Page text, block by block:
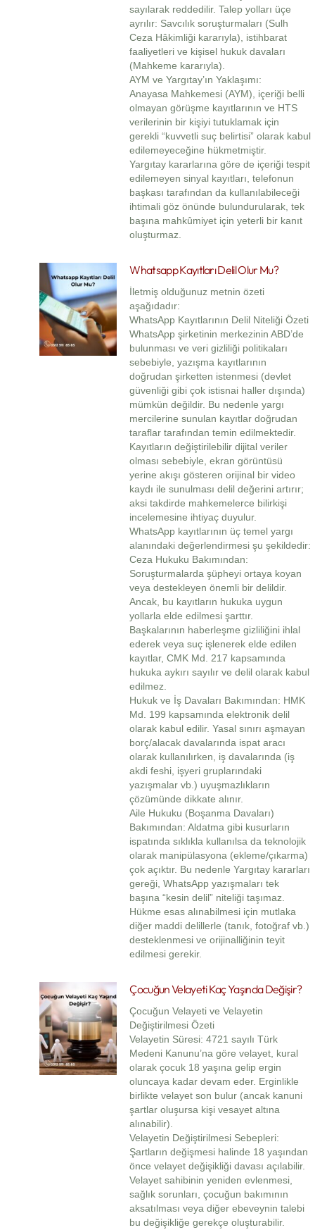
sayılarak reddedilir. Talep yolları üçe
ayrılır: Savcılık soruşturmaları (Sulh
Ceza Hâkimliği kararıyla), istihbarat
faaliyetleri ve kişisel hukuk davaları
(Mahkeme kararıyla).
AYM ve Yargıtay’ın Yaklaşımı:
Anayasa Mahkemesi (AYM), içeriği belli
olmayan görüşme kayıtlarının ve HTS
verilerinin bir kişiyi tutuklamak için
gerekli “kuvvetli suç belirtisi” olarak kabul
edilemeyeceğine hükmetmiştir.
Yargıtay kararlarına göre de içeriği tespit
edilemeyen sinyal kayıtları, telefonun
başkası tarafından da kullanılabileceği
ihtimali göz önünde bulundurularak, tek
başına mahkûmiyet için yeterli bir kanıt
oluşturmaz.
Whatsapp Kayıtları Delil Olur Mu?
İletmiş olduğunuz metnin özeti
aşağıdadır:
WhatsApp Kayıtlarının Delil Niteliği Özeti
WhatsApp şirketinin merkezinin ABD’de
bulunması ve veri gizliliği politikaları
sebebiyle, yazışma kayıtlarının
doğrudan şirketten istenmesi (devlet
güvenliği gibi çok istisnai haller dışında)
mümkün değildir. Bu nedenle yargı
mercilerine sunulan kayıtlar doğrudan
taraflar tarafından temin edilmektedir.
Kayıtların değiştirilebilir dijital veriler
olması sebebiyle, ekran görüntüsü
yerine akışı gösteren orijinal bir video
kaydı ile sunulması delil değerini artırır;
aksi takdirde mahkemelerce bilirkişi
incelemesine ihtiyaç duyulur.
WhatsApp kayıtlarının üç temel yargı
alanındaki değerlendirmesi şu şekildedir:
Ceza Hukuku Bakımından:
Soruşturmalarda şüpheyi ortaya koyan
veya destekleyen önemli bir delildir.
Ancak, bu kayıtların hukuka uygun
yollarla elde edilmesi şarttır.
Başkalarının haberleşme gizliliğini ihlal
ederek veya suç işlenerek elde edilen
kayıtlar, CMK Md. 217 kapsamında
hukuka aykırı sayılır ve delil olarak kabul
edilmez.
Hukuk ve İş Davaları Bakımından: HMK
Md. 199 kapsamında elektronik delil
olarak kabul edilir. Yasal sınırı aşmayan
borç/alacak davalarında ispat aracı
olarak kullanılırken, iş davalarında (iş
akdi feshi, işyeri gruplarındaki
yazışmalar vb.) uyuşmazlıkların
çözümünde dikkate alınır.
Aile Hukuku (Boşanma Davaları)
Bakımından: Aldatma gibi kusurların
ispatında sıklıkla kullanılsa da teknolojik
olarak manipülasyona (ekleme/çıkarma)
çok açıktır. Bu nedenle Yargıtay kararları
gereği, WhatsApp yazışmaları tek
başına “kesin delil” niteliği taşımaz.
Hükme esas alınabilmesi için mutlaka
diğer maddi delillerle (tanık, fotoğraf vb.)
desteklenmesi ve orijinalliğinin teyit
edilmesi gerekir.
Çocuğun Velayeti Kaç Yaşında Değişir?
Çocuğun Velayeti ve Velayetin
Değiştirilmesi Özeti
Velayetin Süresi: 4721 sayılı Türk
Medeni Kanunu’na göre velayet, kural
olarak çocuk 18 yaşına gelip ergin
oluncaya kadar devam eder. Erginlikle
birlikte velayet son bulur (ancak kanuni
şartlar oluşursa kişi vesayet altına
alınabilir).
Velayetin Değiştirilmesi Sebepleri:
Şartların değişmesi halinde 18 yaşından
önce velayet değişikliği davası açılabilir.
Velayet sahibinin yeniden evlenmesi,
sağlık sorunları, çocuğun bakımının
aksatılması veya diğer ebeveynin talebi
bu değişikliğe gerekçe oluşturabilir.